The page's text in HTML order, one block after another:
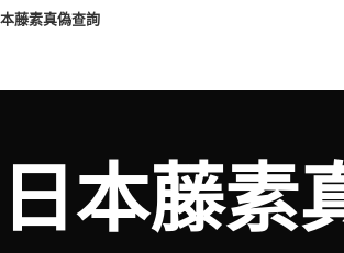
藤素真偽查詢
本藤素